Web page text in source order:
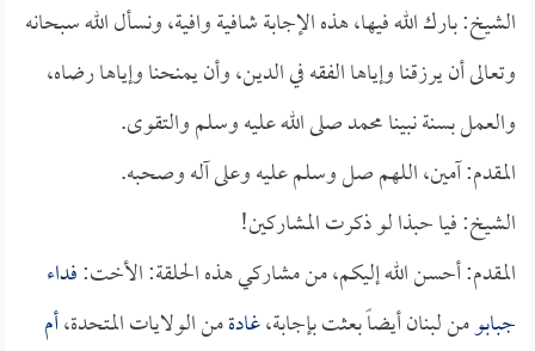
الشيخ: بارك الله فيها، هذه الإجابة شافية وافية، ونسأل الله سبحانه
وتعالى أن يرزقنا وإياها الفقه في الدين، وأن يمنحنا وإياها رضاه،
والعمل بسنة نبينا محمد صلى الله عليه وسلم والتقوى.
المقدم: آمين، اللهم صل وسلم عليه وعلى آله وصحبه.
الشيخ: فيا حبذا لو ذكرت المشاركين!
المقدم: أحسن الله إليكم، من مشاركي هذه الحلقة: الأخت:فداء
جبابومن لبنان أيضاً بعثت بإجابة،غادةمن الولايات المتحدة،أم